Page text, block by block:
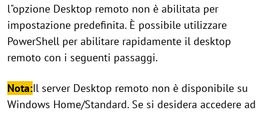
l"opzione Desktop remoto non è abilitata per
impostazione predefinita. È possibile utilizzare
PowerShell per abilitare rapidamente il desktop
remoto con i seguenti passaggi.
Nota:Il server Desktop remoto non è disponibile su
Windows Home/Standard. Se si desidera accedere ad